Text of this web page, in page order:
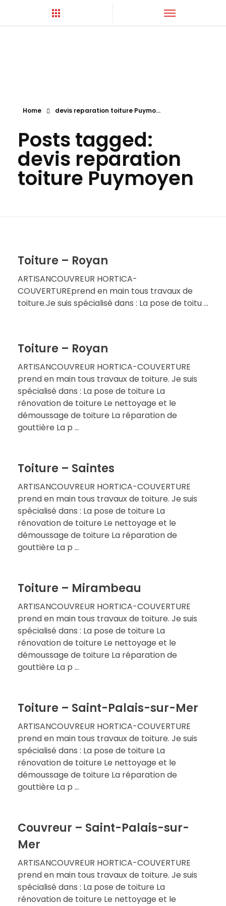
Home devis reparation toiture Puymo...
Posts tagged:
devis reparation
toiture Puymoyen
Toiture – Royan
ARTISANCOUVREUR HORTICA-
COUVERTUREprend en main tous travaux de
toiture.Je suis spécialisé dans : La pose de toitu ...
Toiture – Royan
ARTISANCOUVREUR HORTICA-COUVERTURE
prend en main tous travaux de toiture. Je suis
spécialisé dans : La pose de toiture La
rénovation de toiture Le nettoyage et le
démoussage de toiture La réparation de
gouttière La p ...
Toiture – Saintes
ARTISANCOUVREUR HORTICA-COUVERTURE
prend en main tous travaux de toiture. Je suis
spécialisé dans : La pose de toiture La
rénovation de toiture Le nettoyage et le
démoussage de toiture La réparation de
gouttière La p ...
Toiture – Mirambeau
ARTISANCOUVREUR HORTICA-COUVERTURE
prend en main tous travaux de toiture. Je suis
spécialisé dans : La pose de toiture La
rénovation de toiture Le nettoyage et le
démoussage de toiture La réparation de
gouttière La p ...
Toiture – Saint-Palais-sur-Mer
ARTISANCOUVREUR HORTICA-COUVERTURE
prend en main tous travaux de toiture. Je suis
spécialisé dans : La pose de toiture La
rénovation de toiture Le nettoyage et le
démoussage de toiture La réparation de
gouttière La p ...
Couvreur – Saint-Palais-sur-
Mer
ARTISANCOUVREUR HORTICA-COUVERTURE
prend en main tous travaux de toiture. Je suis
spécialisé dans : La pose de toiture La
rénovation de toiture Le nettoyage et le